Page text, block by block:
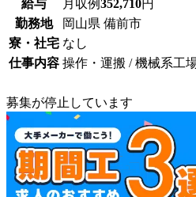
給与 月収例352,710円
勤務地
岡山県 備前市
寮・社宅 なし
仕事内容 操作・運搬 / 機械系工
募集が停止しています